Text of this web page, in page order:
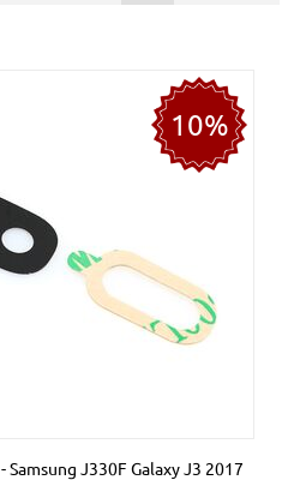
10%
Samsung J330F Galaxy J3 2017